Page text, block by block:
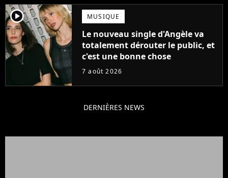
player2 MUSIQUE
Le nouveau single d'Angèle va
totalement dérouter le public, et
c'est une bonne chose
7 août 2026
DERNIÈRES NEWS